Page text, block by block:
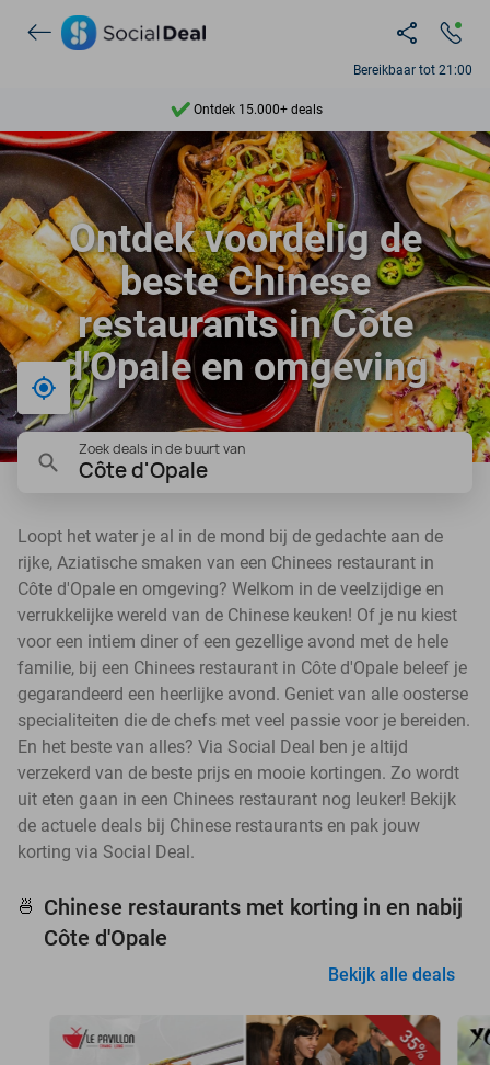
Bereikbaar tot 21:00
Ontdek 15.000+ deals
7 dagen per week beschikbaar
10+ miljoen leden
9,4
Ontdek 15.000+ deals
Ontdek voordelig de
beste Chinese
restaurants in Côte
d'Opale en omgeving
Bij mij in de buurt
Zoek deals in de buurt van
Côte d'Opale
Loopt het water je al in de mond bij de gedachte aan de
rijke, Aziatische smaken van een Chinees restaurant in
Côte d'Opale en omgeving? Welkom in de veelzijdige en
verrukkelijke wereld van de Chinese keuken! Of je nu kiest
voor een intiem diner of een gezellige avond met de hele
familie, bij een Chinees restaurant in Côte d'Opale beleef je
gegarandeerd een heerlijke avond. Geniet van alle oosterse
specialiteiten die de chefs met veel passie voor je bereiden.
En het beste van alles? Via Social Deal ben je altijd
verzekerd van de beste prijs en mooie kortingen. Zo wordt
uit eten gaan in een Chinees restaurant nog leuker! Bekijk
de actuele deals bij Chinese restaurants en pak jouw
korting via Social Deal.
🍜
Chinese restaurants met korting in en nabij
Côte d'Opale
Bekijk alle deals
35%